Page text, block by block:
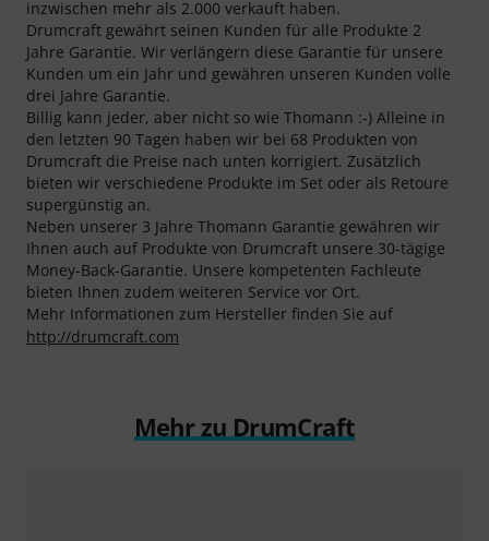
inzwischen mehr als 2.000 verkauft haben.
Drumcraft gewährt seinen Kunden für alle Produkte 2
Jahre Garantie. Wir verlängern diese Garantie für unsere
Kunden um ein Jahr und gewähren unseren Kunden volle
drei Jahre Garantie.
Billig kann jeder, aber nicht so wie Thomann :-) Alleine in
den letzten 90 Tagen haben wir bei 68 Produkten von
Drumcraft die Preise nach unten korrigiert. Zusätzlich
bieten wir verschiedene Produkte im Set oder als Retoure
supergünstig an.
Neben unserer 3 Jahre Thomann Garantie gewähren wir
Ihnen auch auf Produkte von Drumcraft unsere 30-tägige
Money-Back-Garantie. Unsere kompetenten Fachleute
bieten Ihnen zudem weiteren Service vor Ort.
Mehr Informationen zum Hersteller finden Sie auf
http://drumcraft.com
Mehr zu DrumCraft